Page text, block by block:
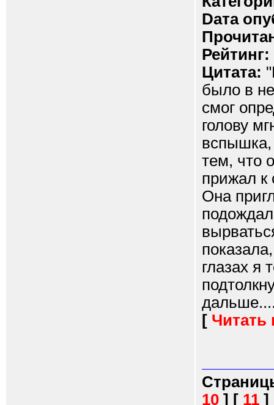
Dата
Рейтинг:
Цитата:
было в
смог
голову
вспышка,
тем, что
прижал к
Она
глазах я
[ Читать
10 ] [ 11 ]